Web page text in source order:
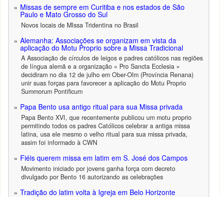
Missas de sempre em Curitiba e nos estados de São
Paulo e Mato Grosso do Sul
Novos locais de MIssa Tridentina no Brasil
Alemanha: Associações se organizam em vista da
aplicação do Motu Proprio sobre a Missa Tradicional
A Associação de círculos de leigos e padres católicos nas regiões
de língua alemã e a organização « Pro Sancta Ecclesia »
decidiram no dia 12 de julho em Ober-Olm (Província Renana)
unir suas forças para favorecer a aplicação do Motu Proprio
Summorum Pontificum
Papa Bento usa antigo ritual para sua Missa privada
Papa Bento XVI, que recentemente publicou um motu proprio
permitindo todos os padres Católicos celebrar a antiga missa
latina, usa ele mesmo o velho ritual para sua missa privada,
assim foi informado à CWN
Fiéis querem missa em latim em S. José dos Campos
Movimento iniciado por jovens ganha força com decreto
divulgado por Bento 16 autorizando as celebrações
Tradição do latim volta à Igreja em Belo Horizonte